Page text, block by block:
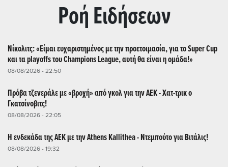
Ρoή Ειδήσεων
Νίκολιτς: «Είμαι ευχαριστημένος με την προετοιμασία, για το Super Cup
και τα playoffs του Champions League, αυτή θα είναι η ομάδα!»
08/08/2026 - 22:50
Πρόβα τζενεράλε με «βροχή» από γκολ για την ΑΕΚ - Χατ-τρικ ο
Γκατσίνοβιτς!
08/08/2026 - 22:05
Η ενδεκάδα της ΑΕΚ με την Athens Kallithea - Ντεμπούτο για Βιτάλις!
08/08/2026 - 19:32